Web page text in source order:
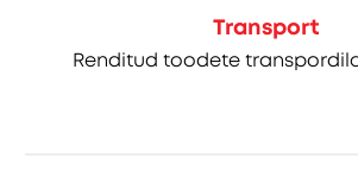
Transport
Renditud toodete